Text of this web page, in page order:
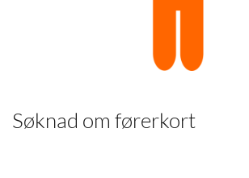
Søknad om førerkort